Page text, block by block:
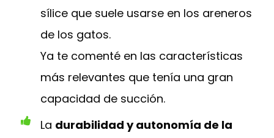
sílice que suele usarse en los areneros
de los gatos.
Ya te comenté en las características
más relevantes que tenía una gran
capacidad de succión.
La durabilidad y autonomía de la